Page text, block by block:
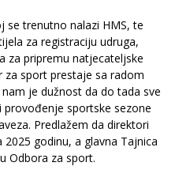
se trenutno nalazi HMS, te
za registraciju udruga,
za pripremu natjecateljske
za sport prestaje sa radom
je dužnost da do tada sve
provođenje sportske sezone
Predlažem da direktori
godinu, a glavna Tajnica
Odbora za sport.